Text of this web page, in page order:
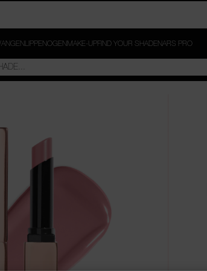
LIPPENOGENMAKE-UPFIND YOUR SHADENARS PRO